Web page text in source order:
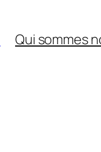
Qui sommes